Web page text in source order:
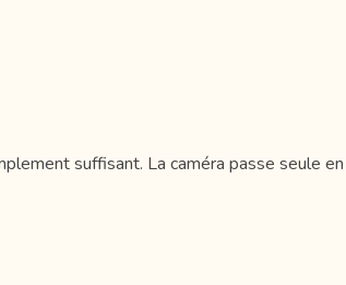
suffisant. La caméra passe